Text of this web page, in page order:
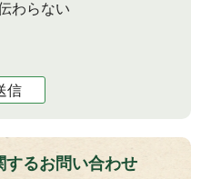
わらない
信
するお問い合わせ